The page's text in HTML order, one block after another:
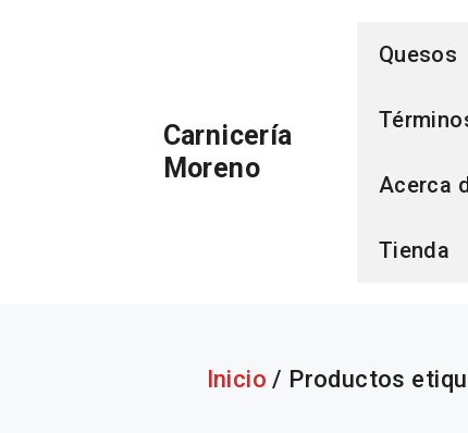
Carnicería
Moreno
Quesos
Acerca
Tienda
Inicio / Productos